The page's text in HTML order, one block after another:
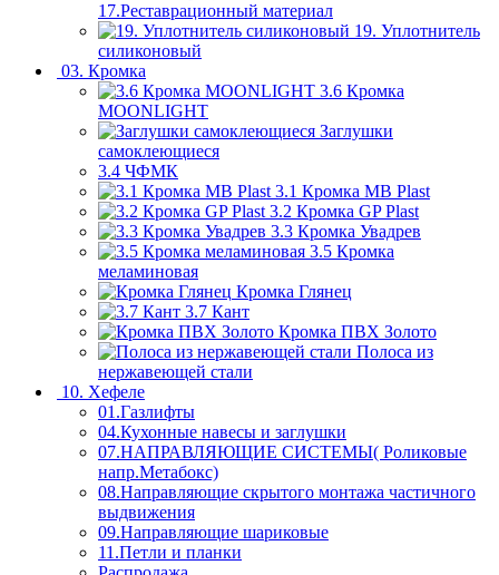
17.Реставрационный материал
19. Уплотнитель
силиконовый
03. Кромка
3.6 Кромка
MOONLIGHT
Заглушки
самоклеющиеся
3.4 ЧФМК
3.1 Кромка MB Plast
3.2 Кромка GP Plast
3.3 Кромка Увадрев
3.5 Кромка
меламиновая
Кромка Глянец
3.7 Кант
Кромка ПВХ Золото
Полоса из
нержавеющей стали
10. Хефеле
01.Газлифты
04.Кухонные навесы и заглушки
07.НАПРАВЛЯЮЩИЕ СИСТЕМЫ( Роликовые
напр.Метабокс)
08.Направляющие скрытого монтажа частичного
выдвижения
09.Направляющие шариковые
11.Петли и планки